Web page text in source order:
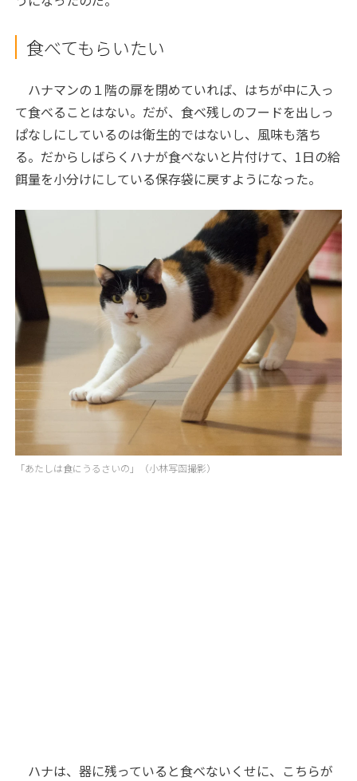
食べてもらいたい
ハナマンの１階の扉を閉めていれば、はちが中に入っ
て食べることはない。だが、食べ残しのフードを出しっ
ぱなしにしているのは衛生的ではないし、風味も落ち
る。だからしばらくハナが食べないと片付けて、1日の給
餌量を小分けにしている保存袋に戻すようになった。
「あたしは食にうるさいの」（小林写函撮影）
ハナは、器に残っていると食べないくせに、こちらが